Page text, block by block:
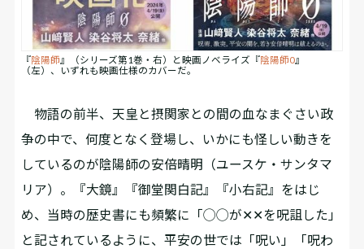
『陰陽師 』（シリーズ第1巻・右）と映画ノベライズ『陰陽師0』
（左）、いずれも映画仕様のカバーだ。
物語の前半、天皇と摂関家との間の血なまぐさい政
争の中で、何度となく登場し、いかにも怪しい動きを
しているのが陰陽師の安倍晴明（ユースケ・サンタマ
リア）。『大鏡』『御堂関白記』『小右記』をはじ
め、当時の歴史書にも頻繁に「◯◯が✕✕を呪詛した」
と記されているように、平安の世では「呪い」「呪わ